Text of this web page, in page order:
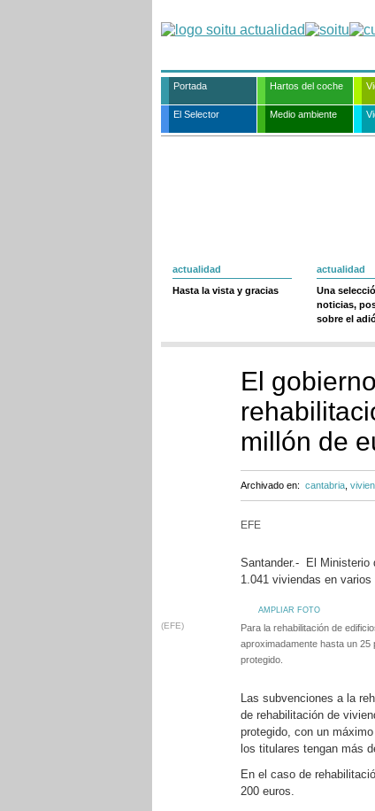
Portada Hartos del coche
El Selector Medio ambiente
actualidad
Hasta la vista y gracias
actualidad
Una
noticias,
sobre el
El
millón de
Archivado en: cantabria
EFE
Santander.- El Ministerio
1.041 viviendas en
AMPLIAR FOTO
(EFE)
Para la rehabilitación de
aproximadamente hasta un
protegido.
Las subvenciones a la
de rehabilitación de
protegido, con un
los titulares tengan más
En el caso de
200 euros.